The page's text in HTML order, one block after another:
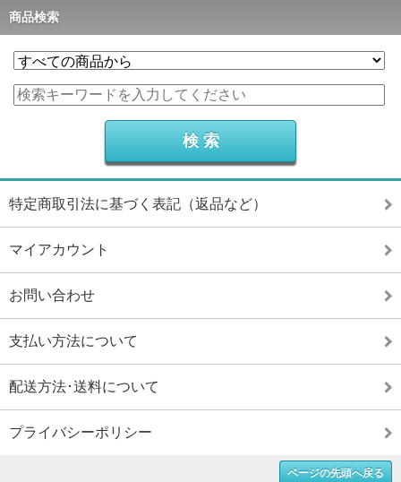
商品検索
特定商取引法に基づく表記（返品など）
マイアカウント
お問い合わせ
支払い方法について
配送方法･送料について
プライバシーポリシー
ページの先頭へ戻る